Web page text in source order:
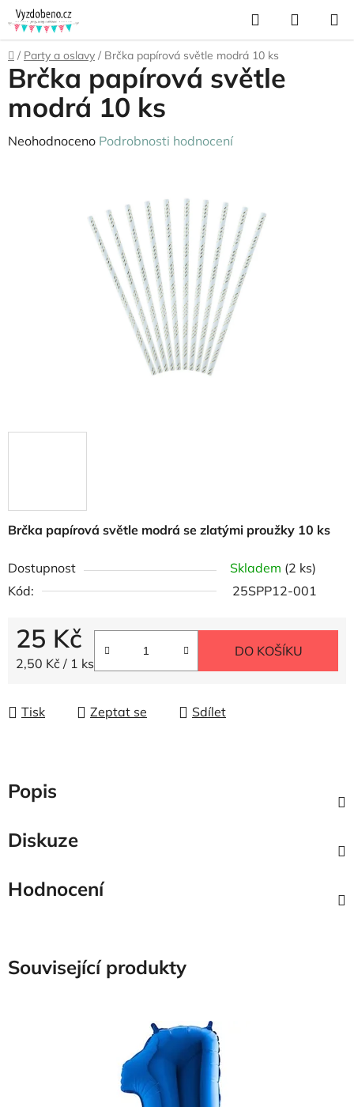
Přejít
na
obsah
Hledat
KOŠÍK
Domů
/ Party a oslavy / Brčka papírová světle modrá 10 ks
Brčka papírová světle modrá se zlatými proužky 10 ks
Dostupnost Skladem (2 ks)
Kód:
25SPP12-001
25 Kč
Měrná cena:
2,50 Kč / 1 ks
DO KOŠÍKU
Tisk Zeptat se Sdílet
Brčka papírová světle
modrá 10 ks
Průměrné
Neohodnoceno Podrobnosti hodnocení
Popis
Diskuze
Hodnocení
Související produkty